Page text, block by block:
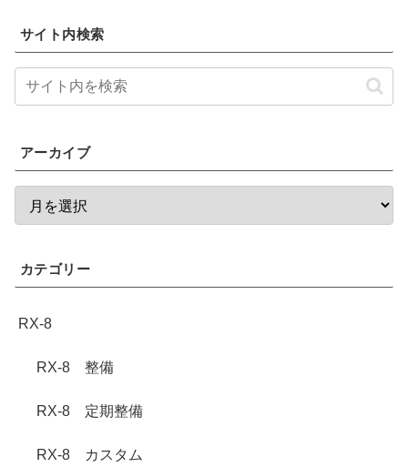
サイト内検索
アーカイブ
カテゴリー
RX-8
RX-8 整備
RX-8 定期整備
RX-8 カスタム